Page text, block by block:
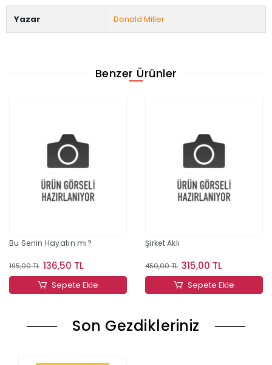
Yazar Donald Miller
Benzer Ürünler
Bu Senin Hayatın mı?
195,00 TL 136,50 TL
Sepete Ekle
Şirket Aklı
450,00 TL 315,00 TL
Sepete Ekle
Son Gezdikleriniz